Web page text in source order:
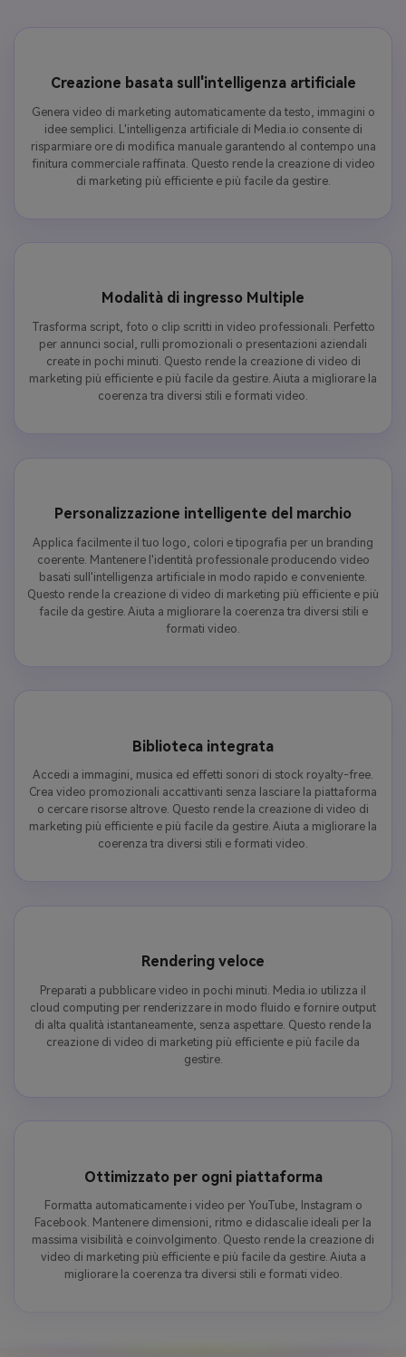
Creazione basata sull'intelligenza artificiale
Genera video di marketing automaticamente da testo, immagini o
idee semplici. L'intelligenza artificiale di Media.io consente di
risparmiare ore di modifica manuale garantendo al contempo una
finitura commerciale raffinata. Questo rende la creazione di video
di marketing più efficiente e più facile da gestire.
Modalità di ingresso Multiple
Trasforma script, foto o clip scritti in video professionali. Perfetto
per annunci social, rulli promozionali o presentazioni aziendali
create in pochi minuti. Questo rende la creazione di video di
marketing più efficiente e più facile da gestire. Aiuta a migliorare la
coerenza tra diversi stili e formati video.
Personalizzazione intelligente del marchio
Applica facilmente il tuo logo, colori e tipografia per un branding
coerente. Mantenere l'identità professionale producendo video
basati sull'intelligenza artificiale in modo rapido e conveniente.
Questo rende la creazione di video di marketing più efficiente e più
facile da gestire. Aiuta a migliorare la coerenza tra diversi stili e
formati video.
Biblioteca integrata
Accedi a immagini, musica ed effetti sonori di stock royalty-free.
Crea video promozionali accattivanti senza lasciare la piattaforma
o cercare risorse altrove. Questo rende la creazione di video di
marketing più efficiente e più facile da gestire. Aiuta a migliorare la
coerenza tra diversi stili e formati video.
Rendering veloce
Preparati a pubblicare video in pochi minuti. Media.io utilizza il
cloud computing per renderizzare in modo fluido e fornire output
di alta qualità istantaneamente, senza aspettare. Questo rende la
creazione di video di marketing più efficiente e più facile da
gestire.
Ottimizzato per ogni piattaforma
Formatta automaticamente i video per YouTube, Instagram o
Facebook. Mantenere dimensioni, ritmo e didascalie ideali per la
massima visibilità e coinvolgimento. Questo rende la creazione di
video di marketing più efficiente e più facile da gestire. Aiuta a
migliorare la coerenza tra diversi stili e formati video.